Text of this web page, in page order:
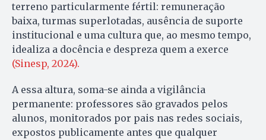
terreno particularmente fértil: remuneração
baixa, turmas superlotadas, ausência de suporte
institucional e uma cultura que, ao mesmo tempo,
idealiza a docência e despreza quem a exerce
(Sinesp, 2024).
A essa altura, soma-se ainda a vigilância
permanente: professores são gravados pelos
alunos, monitorados por pais nas redes sociais,
expostos publicamente antes que qualquer